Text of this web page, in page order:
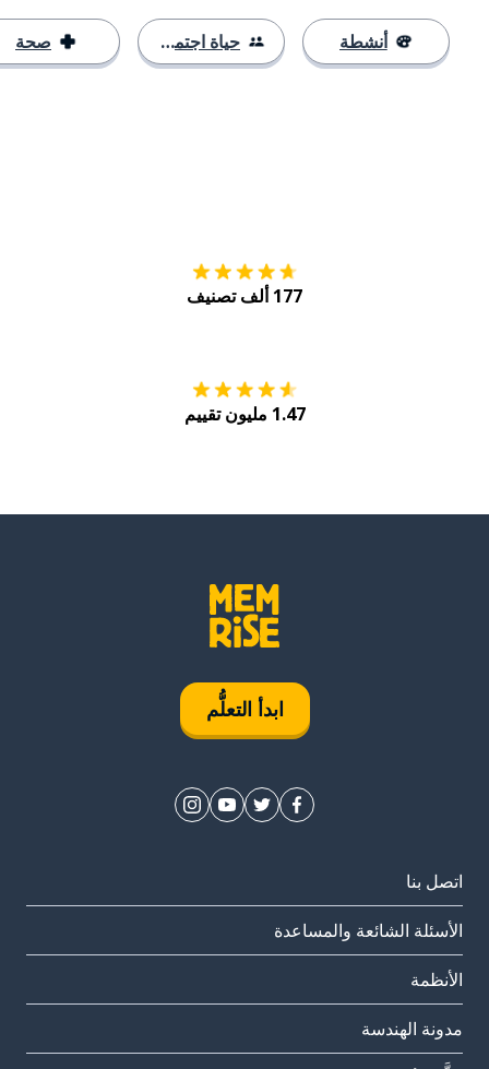
أنشطة حياة اجتماعية صحة
177 ألف تصنيف
1.47 مليون تقييم
ابدأ التعلُّم
اتصل بنا
الأسئلة الشائعة والمساعدة
الأنظمة
مدونة الهندسة